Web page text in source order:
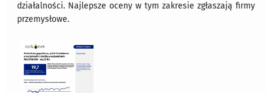
działalności. Najlepsze oceny w tym zakresie zgłaszają firmy
przemysłowe.